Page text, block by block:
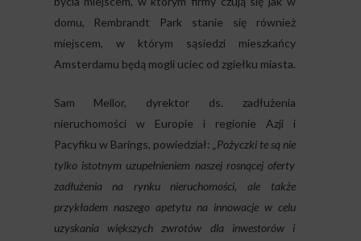
domu, Rembrandt Park stanie się również
miejscem, w którym sąsiedzi mieszkańcy
Amsterdamu będą mogli uciec od zgiełku miasta.
Sam Mellor, dyrektor ds. zadłużenia
nieruchomości w Europie i regionie Azji i
Pacyfiku w Barings, powiedział: „Pożyczki te są nie
tylko istotnym uzupełnieniem naszej rosnącej oferty
zadłużenia na rynku nieruchomości, ale także
przykładem naszego apetytu na innowacje w celu
uzyskania większych zwrotów dla inwestorów i